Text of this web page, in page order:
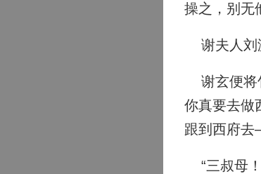
操之，别无
谢夫人刘
谢玄便将
你真要去做
跟到西府
“三叔母！